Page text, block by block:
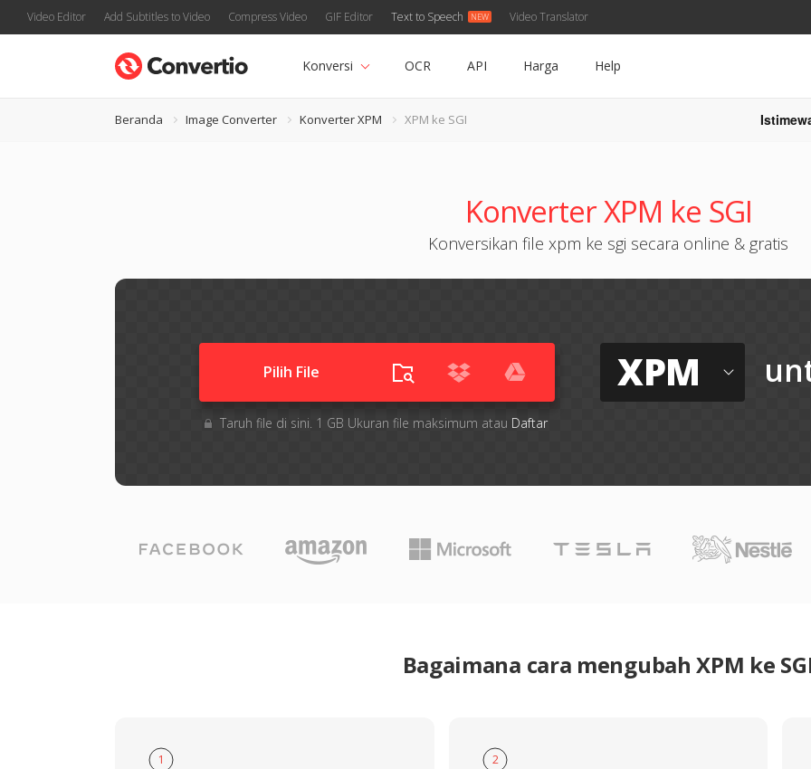
Video Editor Add Subtitles to Video Compress Video GIF Editor Text to Speech Video Translator
Konversi OCR API Harga Help
Beranda Image Converter Konverter XPM XPM ke SGI
Konverter XPM ke SGI
Konversikan file xpm ke sgi secara online & gratis
Pilih File
Taruh file di sini. 1 GB Ukuran file maksimum atau Daftar
XPM
Bagaimana cara mengubah XPM ke
1 2